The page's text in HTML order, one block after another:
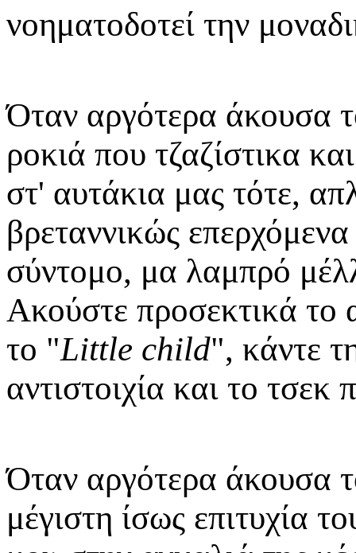
νοηματοδοτεί την
Όταν αργότερα άκουσα
ροκιά που τζαζίστικα
στ' αυτάκια μας τότε,
βρεταννικώς
σύντομο, μα λαμπρό
Ακούστε προσεκτικά το
το "Little child", κάντε
αντιστοιχία και το τσεκ
Όταν αργότερα άκουσα
μέγιστη ίσως επιτυχία